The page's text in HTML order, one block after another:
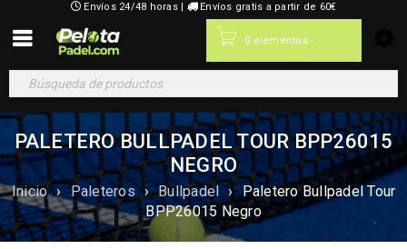
Envíos 24/48 horas | Envíos gratis a partir de 60€
0 elementos -
PALETERO BULLPADEL TOUR BPP26015
NEGRO
Inicio › Paleteros › Bullpadel ›
Paletero Bullpadel Tour
BPP26015 Negro